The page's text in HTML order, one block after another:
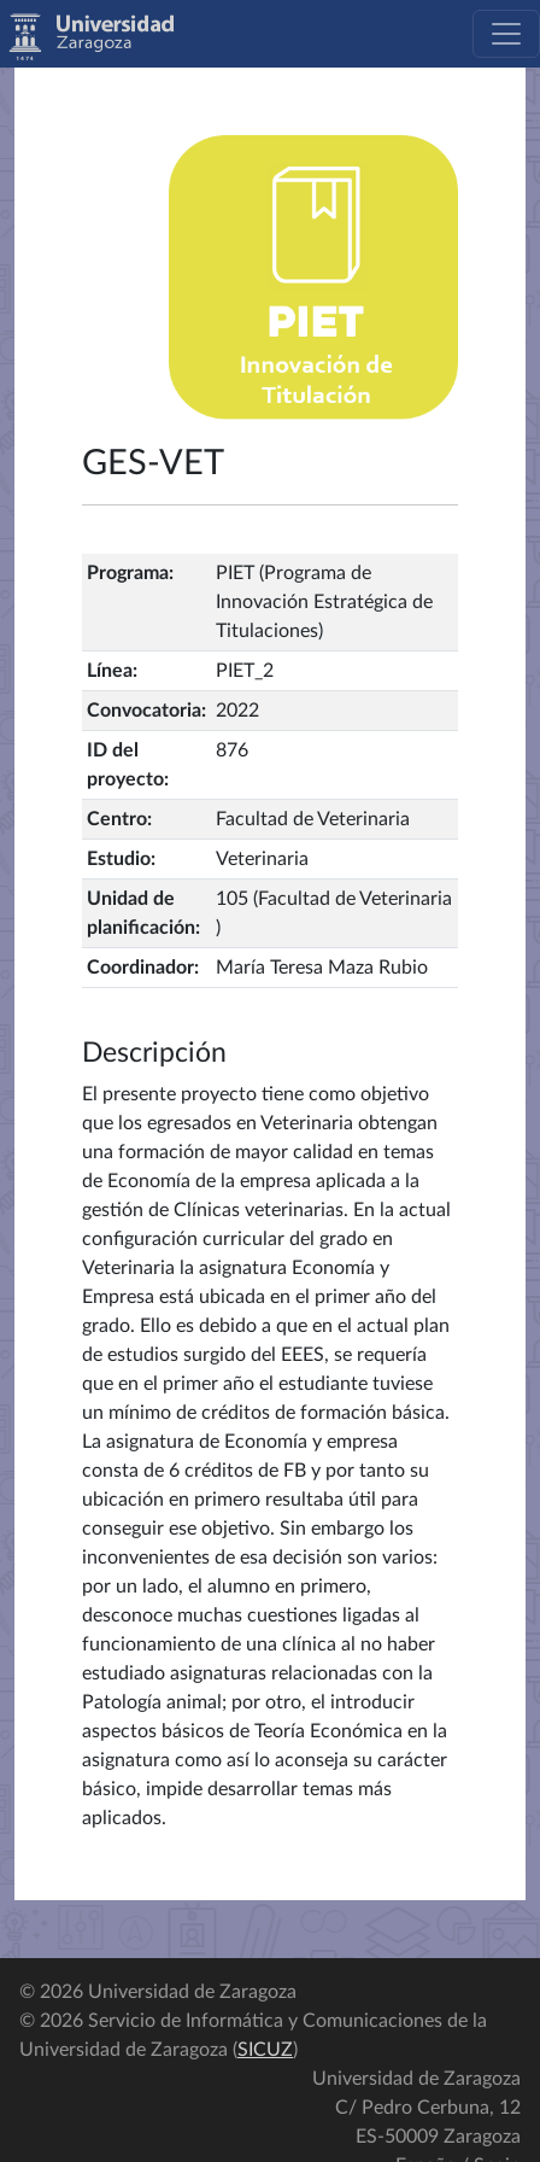
GES-VET
Programa:
PIET (Programa de
Innovación Estratégica de
Titulaciones)
Línea: PIET_2
Convocatoria: 2022
ID del
proyecto:
876
Centro: Facultad de Veterinaria
Estudio: Veterinaria
Unidad de
planificación:
105 (Facultad de Veterinaria
)
Coordinador: María Teresa Maza Rubio
Descripción
El presente proyecto tiene como objetivo
que los egresados en Veterinaria obtengan
una formación de mayor calidad en temas
de Economía de la empresa aplicada a la
gestión de Clínicas veterinarias. En la actual
configuración curricular del grado en
Veterinaria la asignatura Economía y
Empresa está ubicada en el primer año del
grado. Ello es debido a que en el actual plan
de estudios surgido del EEES, se requería
que en el primer año el estudiante tuviese
un mínimo de créditos de formación básica.
La asignatura de Economía y empresa
consta de 6 créditos de FB y por tanto su
ubicación en primero resultaba útil para
conseguir ese objetivo. Sin embargo los
inconvenientes de esa decisión son varios:
por un lado, el alumno en primero,
desconoce muchas cuestiones ligadas al
funcionamiento de una clínica al no haber
estudiado asignaturas relacionadas con la
Patología animal; por otro, el introducir
aspectos básicos de Teoría Económica en la
asignatura como así lo aconseja su carácter
básico, impide desarrollar temas más
aplicados.
© 2026 Universidad de Zaragoza
© 2026 Servicio de Informática y Comunicaciones de la
Universidad de Zaragoza (SICUZ)
Universidad de Zaragoza
C/ Pedro Cerbuna, 12
ES-50009 Zaragoza